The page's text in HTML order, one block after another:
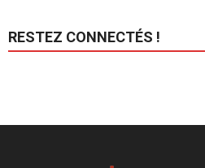
RESTEZ CONNECTÉS !